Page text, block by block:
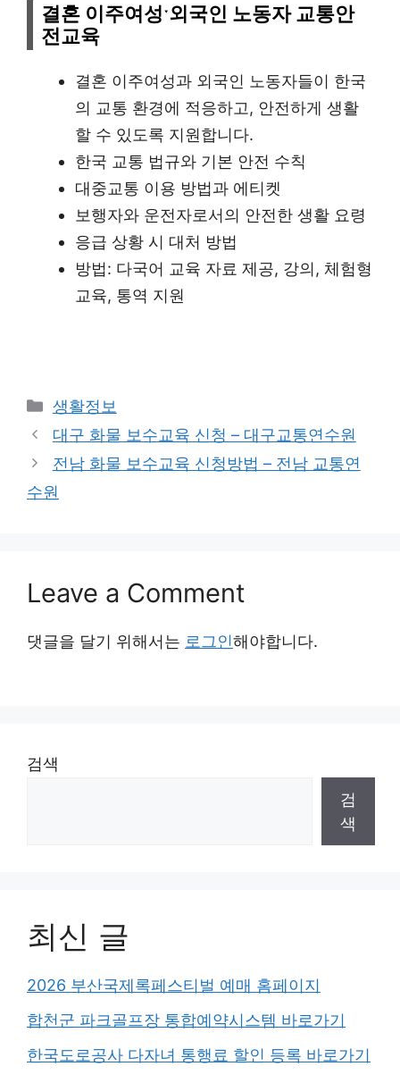
결혼 이주여성ˑ외국인 노동자 교통안
전교육
결혼 이주여성과 외국인 노동자들이 한국
의 교통 환경에 적응하고, 안전하게 생활
할 수 있도록 지원합니다.
한국 교통 법규와 기본 안전 수칙
대중교통 이용 방법과 에티켓
보행자와 운전자로서의 안전한 생활 요령
응급 상황 시 대처 방법
방법: 다국어 교육 자료 제공, 강의, 체험형
교육, 통역 지원
Categories
생활정보
대구 화물 보수교육 신청 – 대구교통연수원
전남 화물 보수교육 신청방법 – 전남 교통연
수원
Leave a Comment
댓글을 달기 위해서는 로그인해야합니다.
검색
검
색
최신 글
2026 부산국제록페스티벌 예매 홈페이지
합천군 파크골프장 통합예약시스템 바로가기
한국도로공사 다자녀 통행료 할인 등록 바로가기